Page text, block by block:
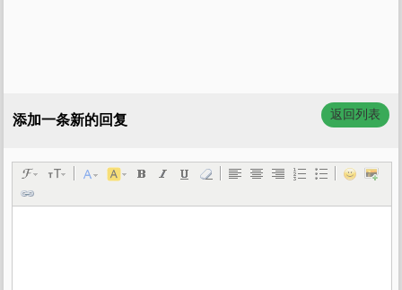
添加一条新的回复 返回列表